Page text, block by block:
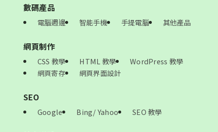
數碼產品
電腦週邊 智能手機 手提電腦 其他產品
網頁制作
CSS 教學 HTML 教學
WordPress 教學
網頁寄存
網頁界面設計
SEO
Google Bing/ Yahoo SEO 教學